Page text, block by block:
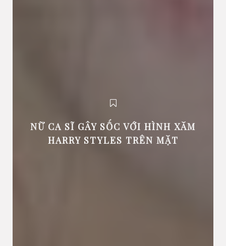
NỮ CA SĨ GÂY SỐC VỚI HÌNH XĂM
HARRY STYLES TRÊN MẶT